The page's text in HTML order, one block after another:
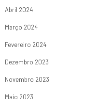
Abril 2024
Março 2024
Fevereiro 2024
Dezembro 2023
Novembro 2023
Maio 2023